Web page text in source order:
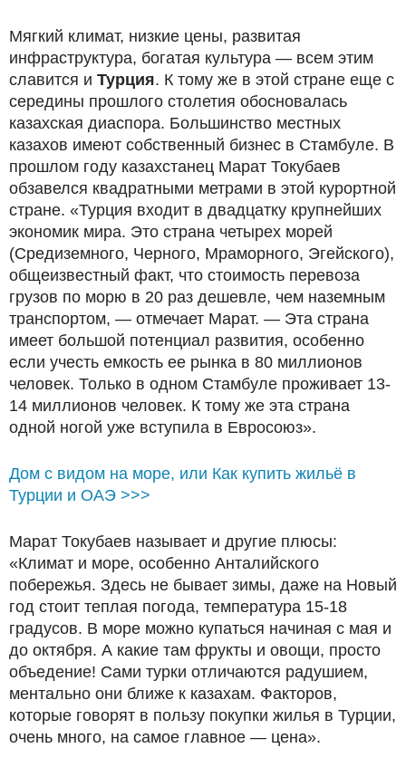
Мягкий климат, низкие цены, развитая
инфраструктура, богатая культура — всем этим
славится и Турция. К тому же в этой стране еще с
середины прошлого столетия обосновалась
казахская диаспора. Большинство местных
казахов имеют собственный бизнес в Стамбуле. В
прошлом году казахстанец Марат Токубаев
обзавелся квадратными метрами в этой курортной
стране. «Турция входит в двадцатку крупнейших
экономик мира. Это страна четырех морей
(Средиземного, Черного, Мраморного, Эгейского),
общеизвестный факт, что стоимость перевоза
грузов по морю в 20 раз дешевле, чем наземным
транспортом, — отмечает Марат. — Эта страна
имеет большой потенциал развития, особенно
если учесть емкость ее рынка в 80 миллионов
человек. Только в одном Стамбуле проживает 13-
14 миллионов человек. К тому же эта страна
одной ногой уже вступила в Евросоюз».
Дом с видом на море, или Как купить жильё в
Турции и ОАЭ >>>
Марат Токубаев называет и другие плюсы:
«Климат и море, особенно Анталийского
побережья. Здесь не бывает зимы, даже на Новый
год стоит теплая погода, температура 15-18
градусов. В море можно купаться начиная с мая и
до октября. А какие там фрукты и овощи, просто
объедение! Сами турки отличаются радушием,
ментально они ближе к казахам. Факторов,
которые говорят в пользу покупки жилья в Турции,
очень много, на самое главное — цена».